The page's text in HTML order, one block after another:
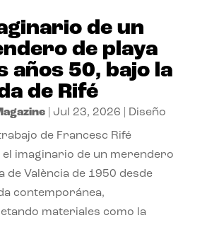
de un
de playa
años 50, bajo la
de Rifé
| Jul 23, 2026 Diseño
de Francesc Rifé
imaginario de un merendero
de València de 1950 desde
contemporánea,
materiales como la